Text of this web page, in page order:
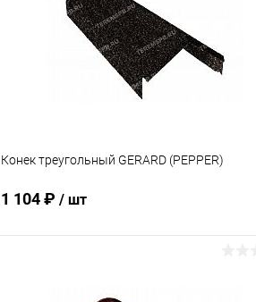
Конек треугольный GERARD (PEPPER)
1 104 ₽ / шт